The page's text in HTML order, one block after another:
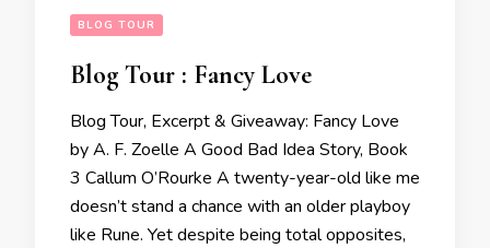
BLOG TOUR
Blog Tour : Fancy Love
Blog Tour, Excerpt & Giveaway: Fancy Love
by A. F. Zoelle A Good Bad Idea Story, Book
3 Callum O’Rourke A twenty-year-old like me
doesn’t stand a chance with an older playboy
like Rune. Yet despite being total opposites,